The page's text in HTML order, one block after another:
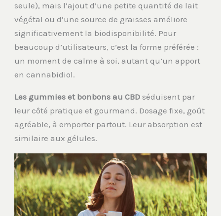
seule), mais l’ajout d’une petite quantité de lait
végétal ou d’une source de graisses améliore
significativement la biodisponibilité. Pour
beaucoup d’utilisateurs, c’est la forme préférée :
un moment de calme à soi, autant qu’un apport
en cannabidiol.
Les gummies et bonbons au CBD séduisent par
leur côté pratique et gourmand. Dosage fixe, goût
agréable, à emporter partout. Leur absorption est
similaire aux gélules.